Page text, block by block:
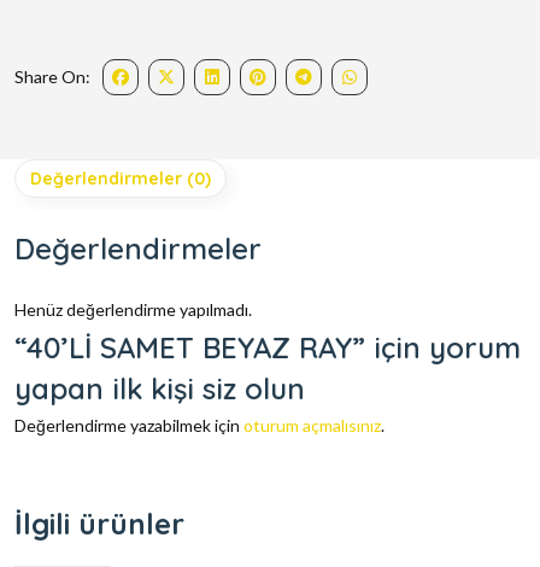
Share On:
Değerlendirmeler (0)
Değerlendirmeler
Henüz değerlendirme yapılmadı.
“40’Lİ SAMET BEYAZ RAY” için yorum
yapan ilk kişi siz olun
Değerlendirme yazabilmek için oturum açmalısınız.
İlgili ürünler